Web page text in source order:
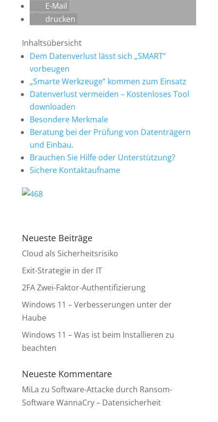
E-Mail
drucken
Inhaltsübersicht
Dem Datenverlust lässt sich „SMART“
vorbeugen
„Smarte Werkzeuge“ kommen zum Einsatz
Datenverlust vermeiden – Kostenloses Tool
downloaden
Besondere Merkmale
Beratung bei der Prüfung von Datenträgern
und Einbau.
Brauchen Sie Hilfe oder Unterstützung?
Sichere Kontaktaufname
Neueste Beiträge
Cloud als Sicherheitsrisiko
Exit-Strategie in der IT
2FA Zwei-Faktor-Authentifizierung
Windows 11 – Verbesserungen unter der
Haube
Windows 11 – Was ist beim Installieren zu
beachten
Neueste Kommentare
MiLa zu Software-Attacke durch Ransom-
Software WannaCry – Datensicherheit